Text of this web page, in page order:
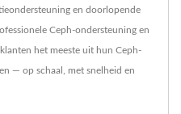
en doorlopende
Ceph-ondersteuning en
het meeste uit hun Ceph-
— op schaal, met snelheid en